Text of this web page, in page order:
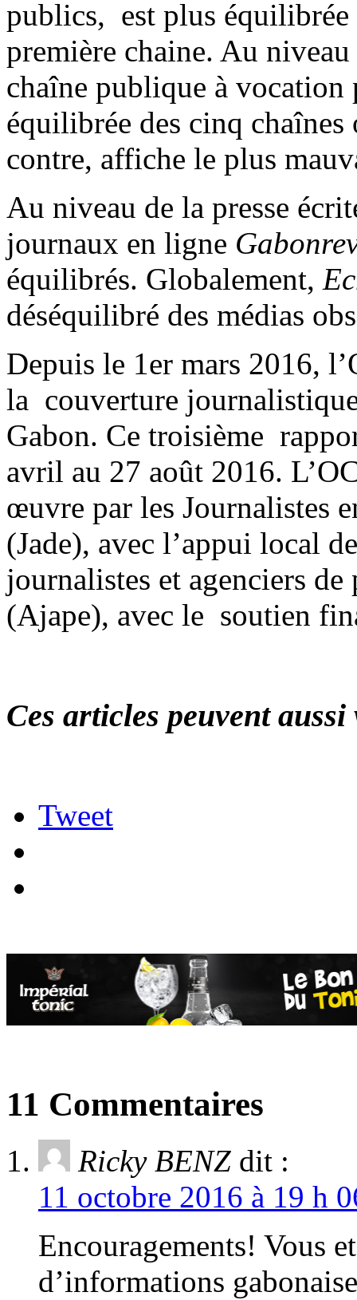
publics, est plus
première chaine. Au
chaîne publique à
équilibrée des cinq chaînes
contre, affiche le plus
Au niveau de la presse
journaux en ligne
équilibrés. Globalement,
déséquilibré des médias
Depuis le 1er mars 2016,
la couverture
Gabon. Ce troisième
avril au 27 août 2016.
œuvre par les Journalistes
(Jade), avec l’appui local
journalistes et agenciers
(Ajape), avec le soutien
Ces articles peuvent
Tweet
11 Commentaires
Ricky BENZ dit :
11 octobre 2016 à 19 h
Encouragements! Vous
d’informations gabonaise